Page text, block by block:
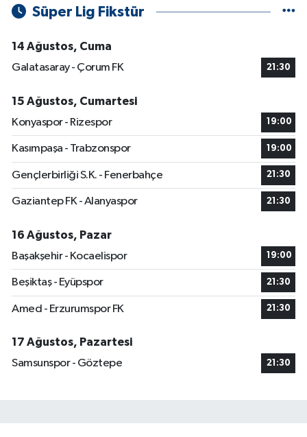
Süper Lig Fikstür
14 Ağustos, Cuma
Galatasaray - Çorum FK
21:30
15 Ağustos, Cumartesi
Konyaspor - Rizespor
19:00
Kasımpaşa - Trabzonspor 19:00
Gençlerbirliği S.K. - Fenerbahçe 21:30
Gaziantep FK - Alanyaspor 21:30
16 Ağustos, Pazar
Başakşehir - Kocaelispor
19:00
Beşiktaş - Eyüpspor 21:30
Amed - Erzurumspor FK 21:30
17 Ağustos, Pazartesi
Samsunspor - Göztepe
21:30